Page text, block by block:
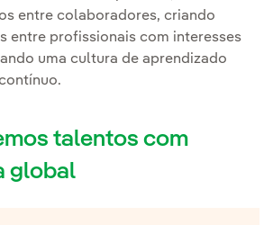
entre colaboradores, criando
entre profissionais com interesses
uma cultura de aprendizado
talentos com
global